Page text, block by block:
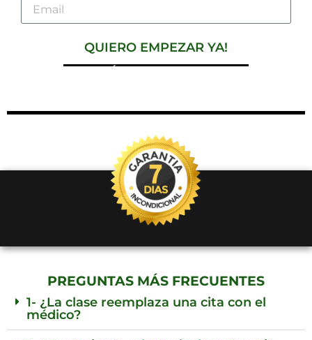
QUIERO EMPEZAR YA!
PREGUNTAS MÁS FRECUENTES
1- ¿La clase reemplaza una cita con el
médico?